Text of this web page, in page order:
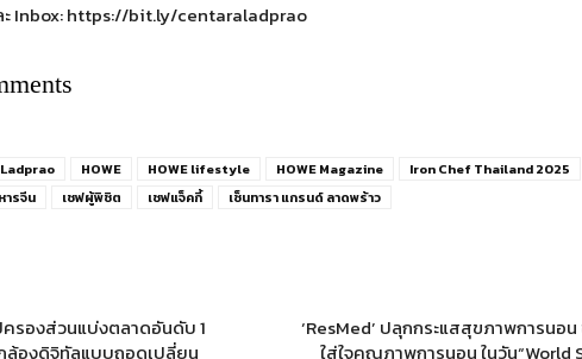
ะ Inbox: https://bit.ly/centaraladprao
HOWE HOWE lifestyle HOWE Magazine
Iron Chef Thailand 2025
ารจีน เชฟผู้พิชิต เชฟแจ็คกี้ เซ็นทารา แกรนด์ ลาดพร้าว
รองส่วนแบ่งตลาดอันดับ 1
องดิจิทัลแบบถอดเปลี่ยน
‘ResMed’ ปลุกกระแสสุขภาพการนอ
ใส่ใจคุณภาพการนอน ในวัน“World